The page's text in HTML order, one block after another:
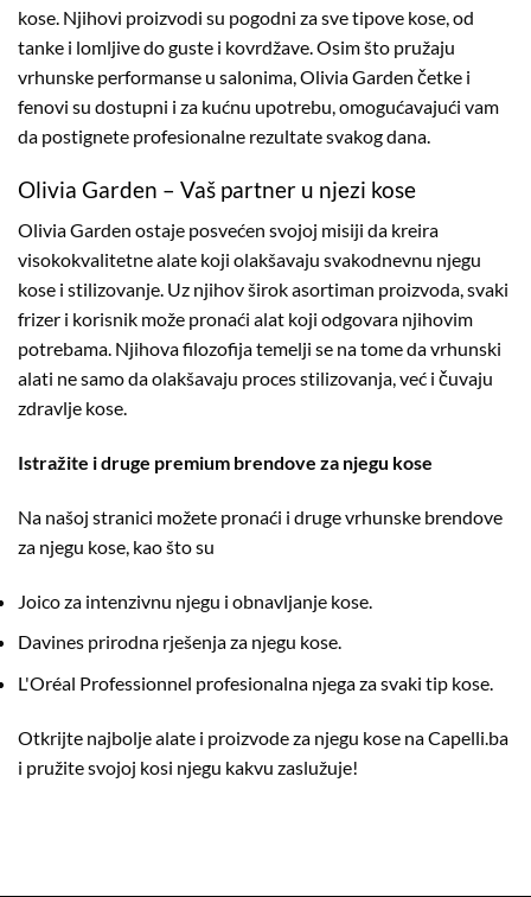
kose. Njihovi proizvodi su pogodni za sve tipove kose, od
tanke i lomljive do guste i kovrdžave. Osim što pružaju
vrhunske performanse u salonima, Olivia Garden četke i
fenovi su dostupni i za kućnu upotrebu, omogućavajući vam
da postignete profesionalne rezultate svakog dana.
Olivia Garden – Vaš partner u njezi kose
Olivia Garden ostaje posvećen svojoj misiji da kreira
visokokvalitetne alate koji olakšavaju svakodnevnu njegu
kose i stilizovanje. Uz njihov širok asortiman proizvoda, svaki
frizer i korisnik može pronaći alat koji odgovara njihovim
potrebama. Njihova filozofija temelji se na tome da vrhunski
alati ne samo da olakšavaju proces stilizovanja, već i čuvaju
zdravlje kose.
Istražite i druge premium brendove za njegu kose
Na našoj stranici možete pronaći i druge vrhunske brendove
za njegu kose, kao što su
Joicoza intenzivnu njegu i obnavljanje kose.
Davines prirodna rješenja za njegu kose.
L'Oréal Professionnel profesionalna njega za svaki tip kose.
Otkrijte najbolje alate i proizvode za njegu kose na Capelli.ba
i pružite svojoj kosi njegu kakvu zaslužuje!